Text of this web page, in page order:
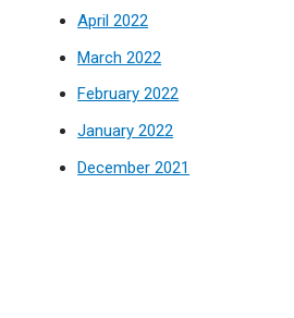
April 2022
March 2022
February 2022
January 2022
December 2021